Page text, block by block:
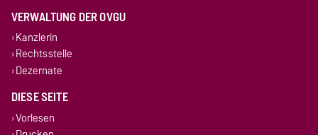
VERWALTUNG DER OVGU
Kanzlerin
Rechtsstelle
Dezernate
DIESE SEITE
Vorlesen